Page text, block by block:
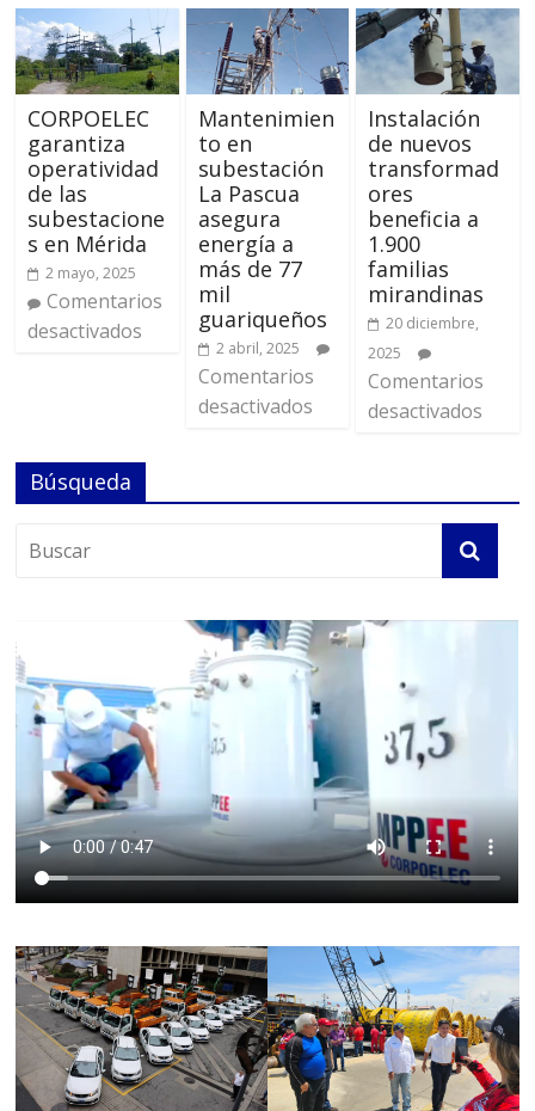
CORPOELEC
garantiza
operatividad
de las
subestacione
s en Mérida
2 mayo, 2025
Comentarios
desactivados
Mantenimien
to en
subestación
La Pascua
asegura
energía a
más de 77
mil
guariqueños
2 abril, 2025
Comentarios
desactivados
Instalación
de nuevos
transformad
ores
beneficia a
1.900
familias
mirandinas
20 diciembre,
2025
Comentarios
desactivados
Búsqueda